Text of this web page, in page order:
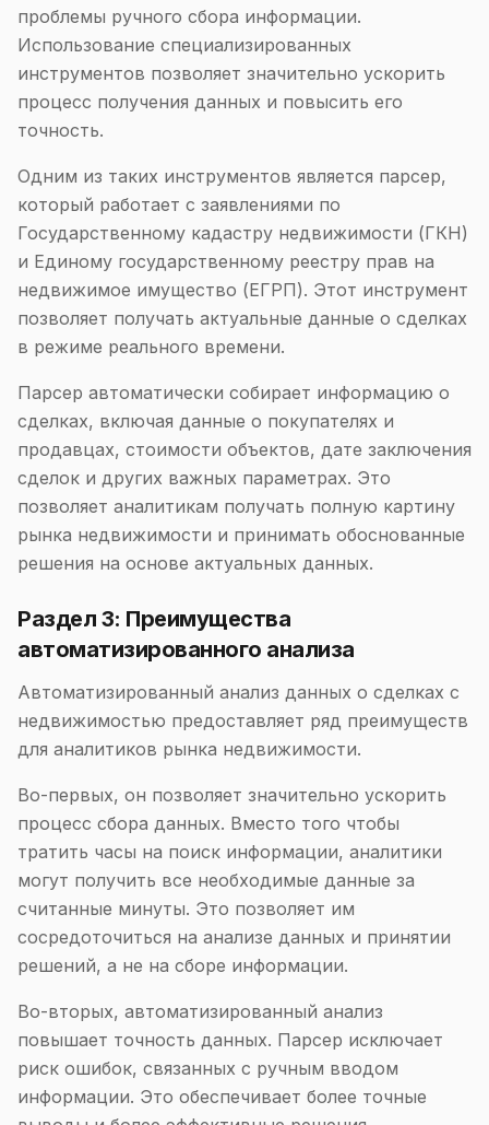
проблемы ручного сбора информации.
Использование специализированных
инструментов позволяет значительно ускорить
процесс получения данных и повысить его
точность.
Одним из таких инструментов является парсер,
который работает с заявлениями по
Государственному кадастру недвижимости (ГКН)
и Единому государственному реестру прав на
недвижимое имущество (ЕГРП). Этот инструмент
позволяет получать актуальные данные о сделках
в режиме реального времени.
Парсер автоматически собирает информацию о
сделках, включая данные о покупателях и
продавцах, стоимости объектов, дате заключения
сделок и других важных параметрах. Это
позволяет аналитикам получать полную картину
рынка недвижимости и принимать обоснованные
решения на основе актуальных данных.
Раздел 3: Преимущества
автоматизированного анализа
Автоматизированный анализ данных о сделках с
недвижимостью предоставляет ряд преимуществ
для аналитиков рынка недвижимости.
Во-первых, он позволяет значительно ускорить
процесс сбора данных. Вместо того чтобы
тратить часы на поиск информации, аналитики
могут получить все необходимые данные за
считанные минуты. Это позволяет им
сосредоточиться на анализе данных и принятии
решений, а не на сборе информации.
Во-вторых, автоматизированный анализ
повышает точность данных. Парсер исключает
риск ошибок, связанных с ручным вводом
информации. Это обеспечивает более точные